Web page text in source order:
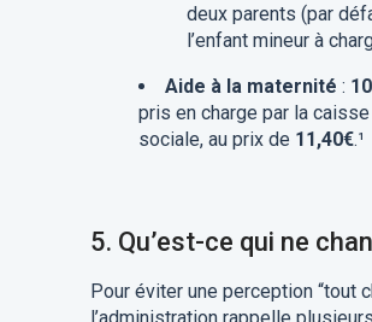
deux parents (par
l’enfant mineur à
Aide à la maternité :
pris en charge par la caisse
sociale, au prix de 11,40€.¹
5. Qu’est-ce qui ne
Pour éviter une perception “tout